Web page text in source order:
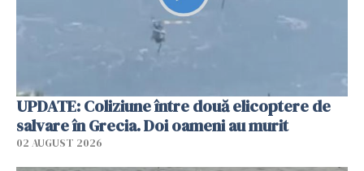
UPDATE: Coliziune între două elicoptere de
salvare în Grecia. Doi oameni au murit
02 AUGUST 2026